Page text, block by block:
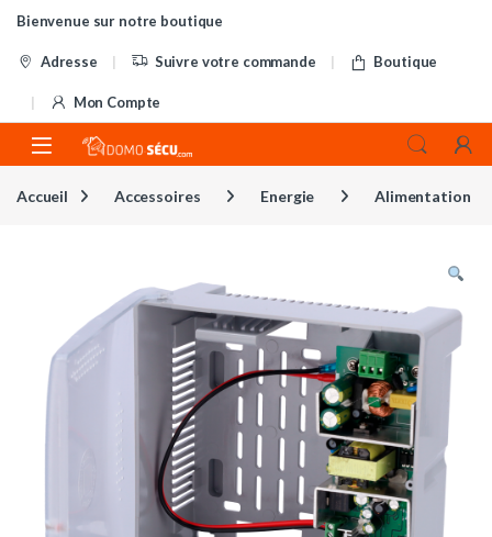
Skip to navigation
Skip to content
Bienvenue sur notre boutique
Adresse Suivre votre commande Boutique
Mon Compte
Accueil Accessoires Energie Alimentation